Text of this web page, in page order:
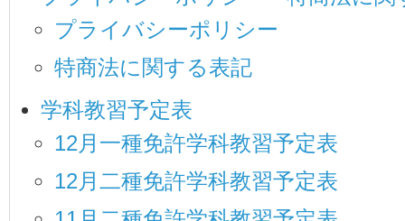
プライバシーポリシー
特商法に関する表記
学科教習予定表
12月一種免許学科教習予定表
12月二種免許学科教習予定表